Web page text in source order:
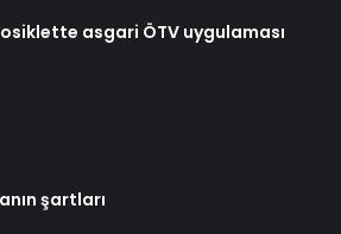
asgari ÖTV uygulaması
şartları